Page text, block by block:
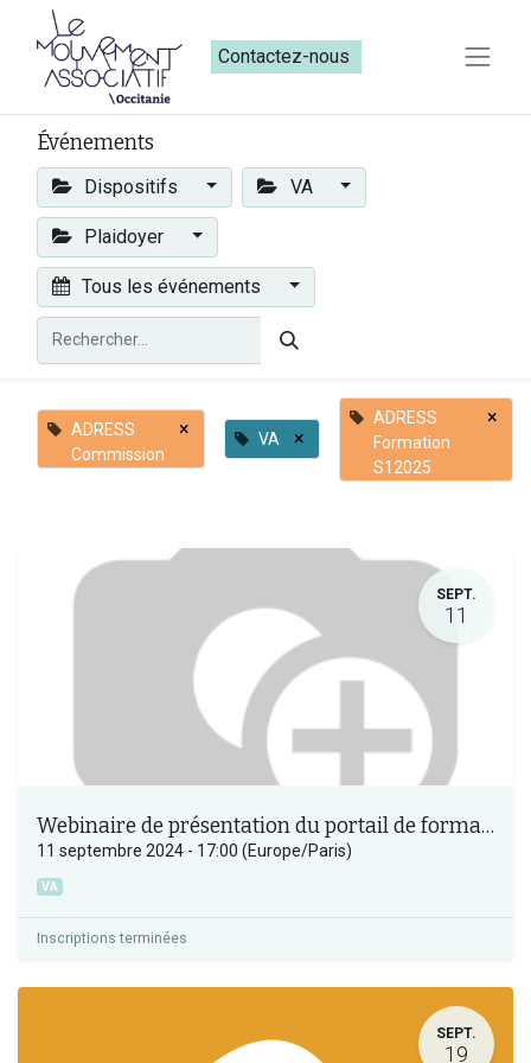
Contactez-nous​​
Événements
Dispositifs VA
Plaidoyer
Tous les événements
ADRESS
Commission
× VA ×
ADRESS
Formation
S12025
×
SEPT.
11
Webinaire de présentation du portail de formation des bénévoles Occitanie
11 septembre 2024 - 17:00 (Europe/Paris)
VA
Inscriptions terminées
SEPT.
19